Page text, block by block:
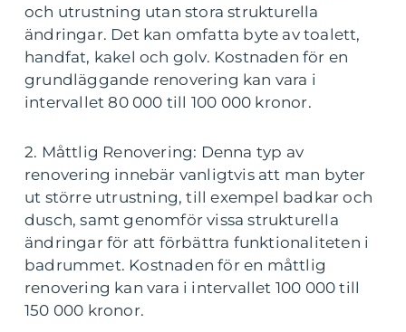
och utrustning utan stora strukturella
ändringar. Det kan omfatta byte av toalett,
handfat, kakel och golv. Kostnaden för en
grundläggande renovering kan vara i
intervallet 80 000 till 100 000 kronor.
2. Måttlig Renovering: Denna typ av
renovering innebär vanligtvis att man byter
ut större utrustning, till exempel badkar och
dusch, samt genomför vissa strukturella
ändringar för att förbättra funktionaliteten i
badrummet. Kostnaden för en måttlig
renovering kan vara i intervallet 100 000 till
150 000 kronor.